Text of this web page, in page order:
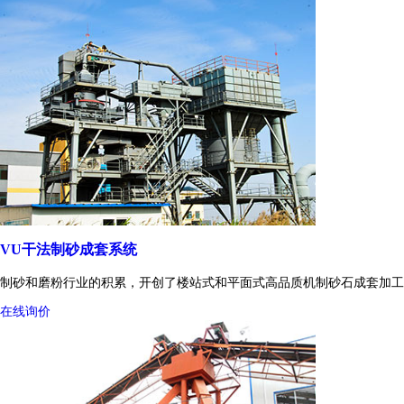
VU干法制砂成套系统
制砂和磨粉行业的积累，开创了楼站式和平面式高品质机制砂石成套加
在线询价